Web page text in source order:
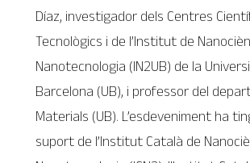
Díaz, investigador dels Centres
Tecnològics i de l’Institut de
Nanotecnologia (IN2UB) de la
Barcelona (UB), i professor del
Materials (UB). L’esdeveniment ha
suport de l’Institut Català de